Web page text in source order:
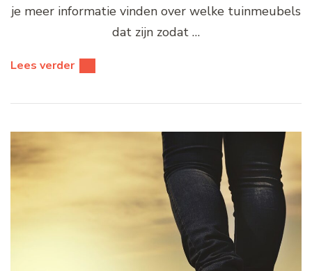
je meer informatie vinden over welke tuinmeubels
dat zijn zodat …
Lees verder